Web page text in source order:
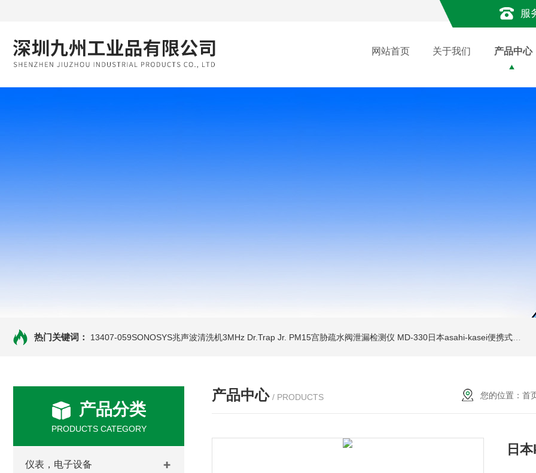
服
网站首页 关于我们 产品中心
热门关键词： 13407-059SONOSYS兆声波清洗机3MHz Dr.Trap Jr. PM15宫胁疏水阀泄漏检测仪 MD-330日本asahi-kasei便携式振动诊断装置
产品分类
PRODUCTS CATEGORY
仪表，电子设备
产品中心 / PRODUCTS 您的位置： 首
日